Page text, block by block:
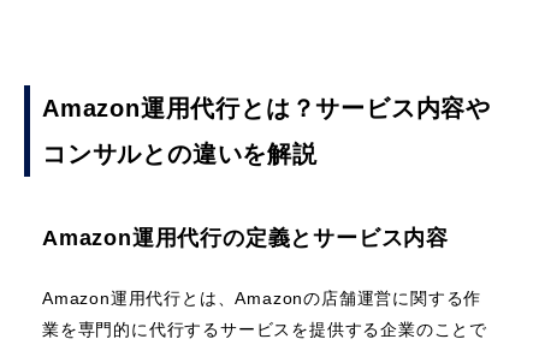
Amazon運用代行とは？サービス内容や
コンサルとの違いを解説
Amazon運用代行の定義とサービス内容
Amazon運用代行とは、Amazonの店舗運営に関する作
業を専門的に代行するサービスを提供する企業のことで